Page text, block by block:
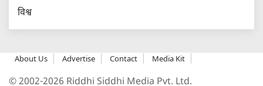
विश्व
About Us Advertise Contact Media Kit
© 2002-2026 Riddhi Siddhi Media Pvt. Ltd.